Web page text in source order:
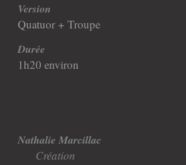
Version
Quatuor + Troupe
Durée
1h20 environ
Nathalie Marcillac
Création